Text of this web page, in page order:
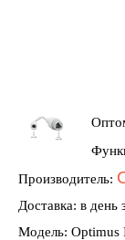
Производитель:
Доставка: в день
Модель: Optimus